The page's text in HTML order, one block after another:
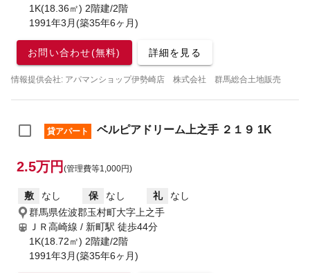
1K(18.36㎡) 2階建/2階
1991年3月(築35年6ヶ月)
お問い合わせ(無料) 詳細を見る
情報提供会社: アパマンショップ伊勢崎店 株式会社 群馬総合土地販売
貸アパート ベルピアドリーム上之手 ２１９ 1K
2.5万円 (管理費等1,000円)
敷 なし 保 なし 礼
なし
群馬県佐波郡玉村町大字上之手
ＪＲ高崎線 / 新町駅 徒歩44分
1K(18.72㎡) 2階建/2階
1991年3月(築35年6ヶ月)